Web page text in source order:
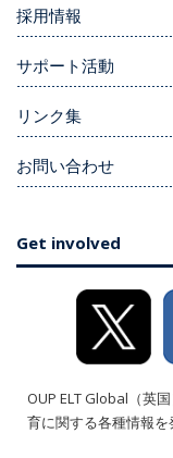
採用情報
サポート活動
リンク集
お問い合わせ
Get involved
OUP ELT Global（英
育に関する各種情報を